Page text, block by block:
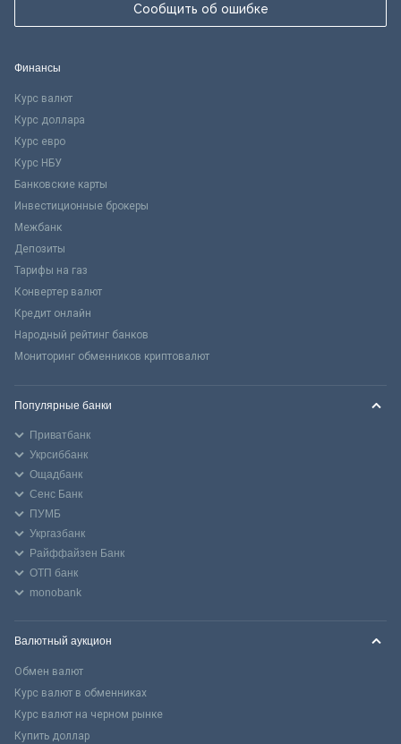
Сообщить об ошибке
Финансы
Курс валют
Курс доллара
Курс евро
Курс НБУ
Банковские карты
Инвестиционные брокеры
Межбанк
Депозиты
Тарифы на газ
Конвертер валют
Кредит онлайн
Народный рейтинг банков
Мониторинг обменников криптовалют
Популярные банки
Приватбанк
Укрсиббанк
Ощадбанк
Сенс Банк
ПУМБ
Укргазбанк
Райффайзен Банк
ОТП банк
monobank
Валютный аукцион
Обмен валют
Курс валют в обменниках
Курс валют на черном рынке
Купить доллар